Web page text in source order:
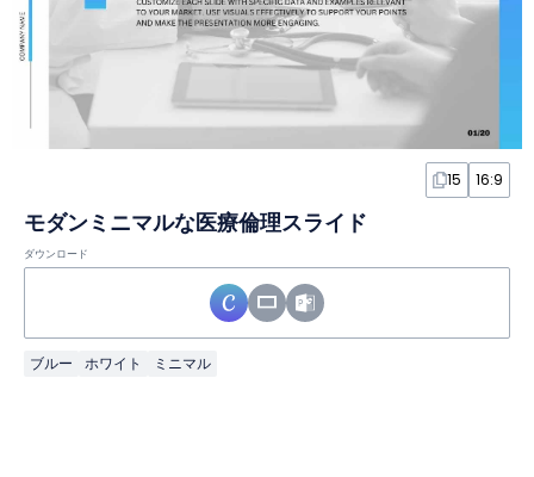
15 16:9
モダンミニマルな医療倫理スライド
ダウンロード
ブルー ホワイト ミニマル